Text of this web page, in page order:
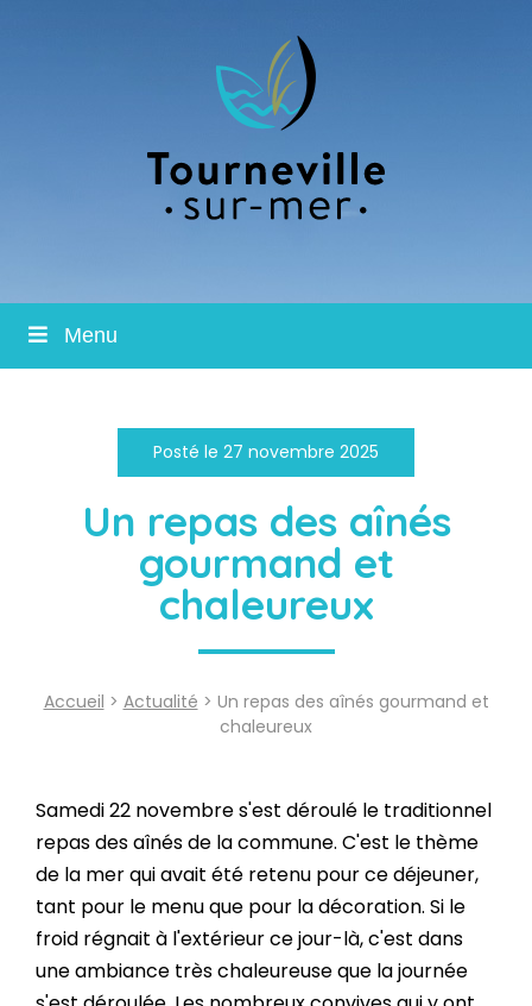
Menu
Posté le 27 novembre 2025
Un repas des aînés
gourmand et
chaleureux
Accueil > Actualité > Un repas des aînés gourmand et
chaleureux
Samedi 22 novembre s'est déroulé le traditionnel
repas des aînés de la commune. C'est le thème
de la mer qui avait été retenu pour ce déjeuner,
tant pour le menu que pour la décoration. Si le
froid régnait à l'extérieur ce jour-là, c'est dans
une ambiance très chaleureuse que la journée